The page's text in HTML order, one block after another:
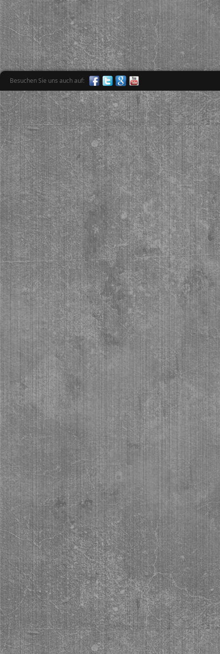
Besuchen Sie uns auch auf: